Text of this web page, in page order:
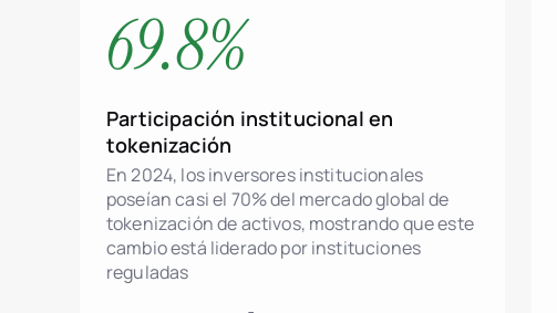
69.8%
Participación institucional en
tokenización
En 2024, los inversores institucionales
poseían casi el 70% del mercado global de
tokenización de activos, mostrando que este
cambio está liderado por instituciones
reguladas